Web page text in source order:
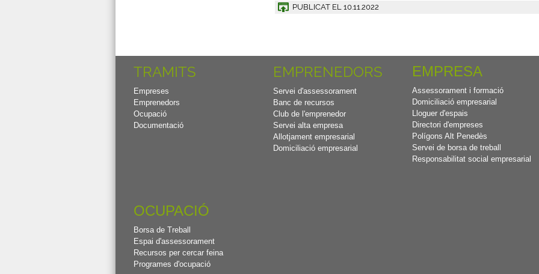
PUBLICAT EL 10.11.2022
TRAMITS
Empreses
Emprenedors
Ocupació
Documentació
EMPRENEDORS
Servei d'assessorament
Banc de recursos
Club de l'emprenedor
Servei alta empresa
Allotjament empresarial
Domiciliació empresarial
EMPRESA
Assessorament i formació
Domiciliació empresarial
Lloguer d'espais
Directori d'empreses
Polígons Alt Penedès
Servei de borsa de treball
Responsabilitat social empresarial
OCUPACIÓ
Borsa de Treball
Espai d'assessorament
Recursos per cercar feina
Programes d'ocupació